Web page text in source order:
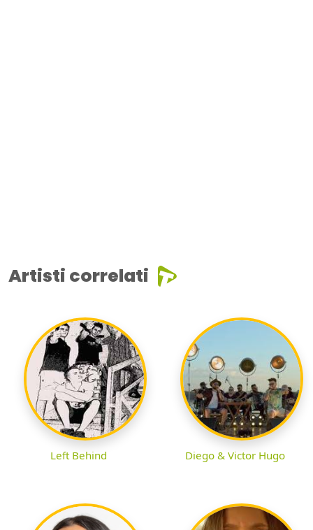
Artisti correlati
Left Behind Diego & Victor Hugo